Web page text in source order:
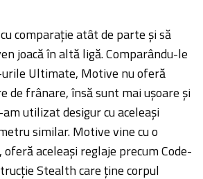
comparație atât de parte și să
joacă în altă ligă. Comparându-le
urile Ultimate, Motive nu oferă
de frânare, însă sunt mai ușoare și
utilizat desigur cu aceleași
similar. Motive vine cu o
aceleași reglaje precum Code-
Stealth care ține corpul